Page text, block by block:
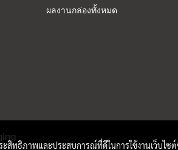
ผลงานกล่องทั้งหมด
ะสิทธิภาพและประสบการณ์ที่ดีในการใช้งานเว็บไซ